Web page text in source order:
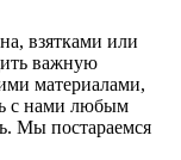
взятками или
важную
материалами,
с нами любым
Мы постараемся